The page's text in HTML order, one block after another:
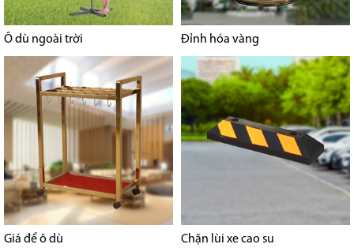
Ô dù ngoài trời Đỉnh hóa vàng
Giá để ô dù Chặn lùi xe cao su